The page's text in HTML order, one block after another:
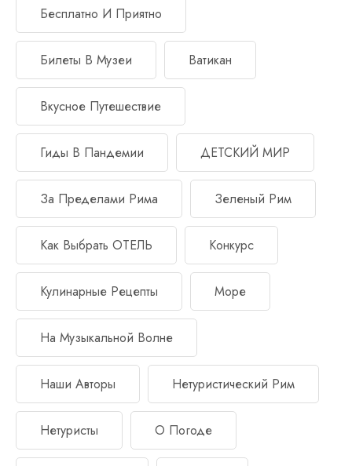
Бесплатно И Приятно
Билеты В Музеи Ватикан
Вкусное Путешествие
Гиды В Пандемии ДЕТСКИЙ МИР
За Пределами Рима Зеленый Рим
Как Выбрать ОТЕЛЬ Конкурс
Кулинарные Рецепты Море
На Музыкальной Волне
Наши Авторы Нетуристический Рим
Нетуристы О Погоде